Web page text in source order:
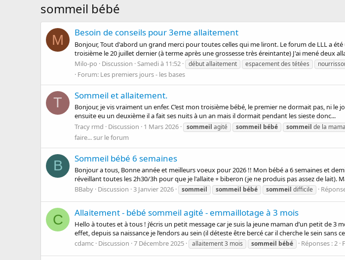
sommeil bébé
M Besoin de conseils pour 3eme allaitement
Bonjour, Tout d'abord un grand merci pour toutes celles qui me liront. Le forum de LLL a
troisième le 20 juillet dernier (à terme après une grossesse très éreintante) J'ai mené deux
Milo-po
Discussion Samedi à 11:52 début allaitement espacement des tétées
Forum: Les premiers jours - les bases
T Sommeil et allaitement.
Bonjour, je vis vraiment un enfer. C’est mon troisième bébé, le premier ne dormait pas, ni le
ensuite eu un deuxième il a fait ses nuits à un an mais il dormait pendant les sieste donc...
Tracy rmd
Discussion 1 Mars 2026 sommeil agité sommeil bébé sommeil de la
faire... sur le forum
B Sommeil bébé 6 semaines
Bonjour a tous, Bonne année et meilleurs voeux pour 2026 !! Mon bébé a 6 semaines et
réveillant toutes les 2h30/3h pour que je l'allaite + biberon (je ne produis pas assez de lait).
BBaby Discussion 3 Janvier 2026 sommeil sommeil bébé sommeil difficile
C Allaitement - bébé sommeil agité - emmaillotage à 3 mois
Hello à toutes et à tous ! j’écris un petit message car je suis la jeune maman d’un petit de
effet, depuis sa naissance je l’endors au sein (il déteste être bercé car il cherche le sein sans
cdamc Discussion 7 Décembre 2025 allaitement 3 mois sommeil bébé Réponses : 2